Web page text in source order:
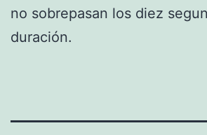
no sobrepasan los diez
duración.